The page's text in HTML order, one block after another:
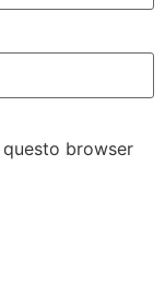
browser